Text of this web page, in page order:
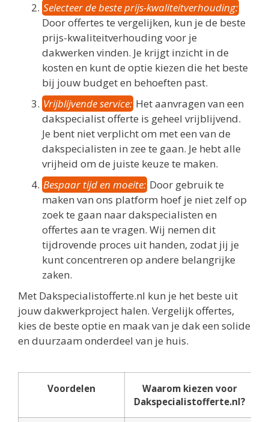
Selecteer de beste prijs-kwaliteitverhouding:
Door offertes te vergelijken, kun je de beste
prijs-kwaliteitverhouding voor je
dakwerken vinden. Je krijgt inzicht in de
kosten en kunt de optie kiezen die het beste
bij jouw budget en behoeften past.
Vrijblijvende service: Het aanvragen van een
dakspecialist offerte is geheel vrijblijvend.
Je bent niet verplicht om met een van de
dakspecialisten in zee te gaan. Je hebt alle
vrijheid om de juiste keuze te maken.
Bespaar tijd en moeite: Door gebruik te
maken van ons platform hoef je niet zelf op
zoek te gaan naar dakspecialisten en
offertes aan te vragen. Wij nemen dit
tijdrovende proces uit handen, zodat jij je
kunt concentreren op andere belangrijke
zaken.
Met Dakspecialistofferte.nl kun je het beste uit
jouw dakwerkproject halen. Vergelijk offertes,
kies de beste optie en maak van je dak een solide
en duurzaam onderdeel van je huis.
Voordelen
Waarom kiezen voor
Dakspecialistofferte.nl?